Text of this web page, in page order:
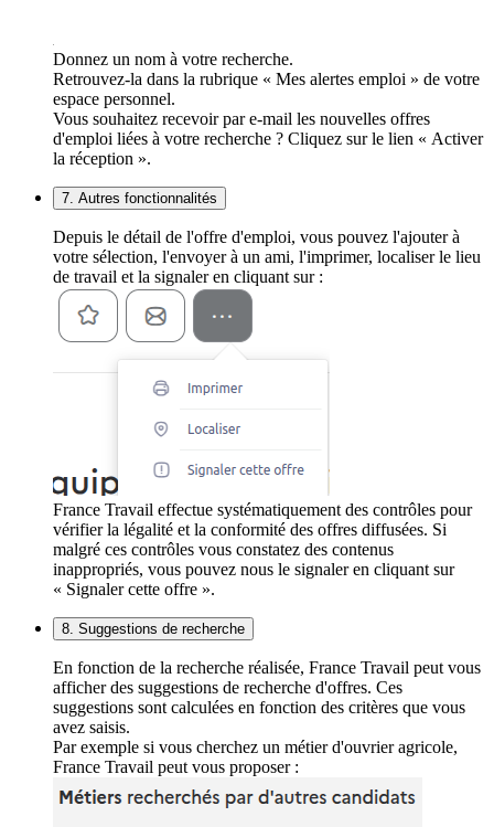
Donnez un nom à votre recherche.
Retrouvez-la dans la rubrique « Mes alertes emploi » de votre
espace personnel.
Vous souhaitez recevoir par e-mail les nouvelles offres
d'emploi liées à votre recherche ? Cliquez sur le lien « Activer
la réception ».
7. Autres fonctionnalités
Depuis le détail de l'offre d'emploi, vous pouvez l'ajouter à
votre sélection, l'envoyer à un ami, l'imprimer, localiser le lieu
de travail et la signaler en cliquant sur :
France Travail effectue systématiquement des contrôles pour
vérifier la légalité et la conformité des offres diffusées. Si
malgré ces contrôles vous constatez des contenus
inappropriés, vous pouvez nous le signaler en cliquant sur
« Signaler cette offre ».
8. Suggestions de recherche
En fonction de la recherche réalisée, France Travail peut vous
afficher des suggestions de recherche d'offres. Ces
suggestions sont calculées en fonction des critères que vous
avez saisis.
Par exemple si vous cherchez un métier d'ouvrier agricole,
France Travail peut vous proposer :